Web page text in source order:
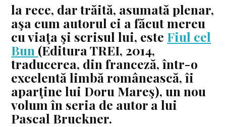
la rece, dar trăită, asumată plenar,
aşa cum autorul ei a făcut mereu
cu viaţa şi scrisul lui, este Fiul cel
Bun (Editura TREI, 2014,
traducerea, din franceză, într-o
excelentă limbă românească, îi
aparţine lui Doru Mareş), un nou
volum în seria de autor a lui
Pascal Bruckner.